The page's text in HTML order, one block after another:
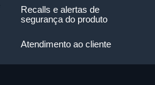
Recalls e alertas de
segurança do produto
Atendimento ao cliente